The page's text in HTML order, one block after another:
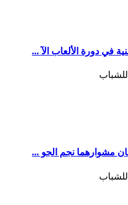
في دورة الألعاب الآ ...
للشباب
مشوارهما نجم الجو ...
للشباب